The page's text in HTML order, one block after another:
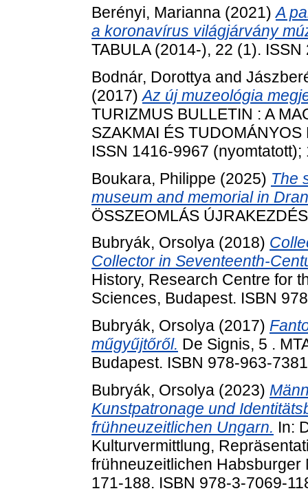
Berényi, Marianna (2021)A
a koronavírus világjárvány
TABULA (2014-), 22 (1).
Bodnár, Dorottya and
(2017)Az új muzeológia
TURIZMUS BULLETIN : A
SZAKMAI ÉS
ISSN 1416-9967
Boukara, Philippe (2025) The
museum and memorial in
ÖSSZEOMLÁS
Bubryák, Orsolya (2018)
Collector in Seventeenth-
History, Research Centre for
Sciences, Budapest. ISBN
Bubryák, Orsolya (2017)
műgyűjtőről. De Signis, 5 .
Budapest. ISBN 978-963-
Bubryák, Orsolya (2023)
Kunstpatronage und
frühneuzeitlichen Ungarn. In:
Kulturvermittlung,
frühneuzeitlichen Habsburger
171-188. ISBN 978-3-7069-